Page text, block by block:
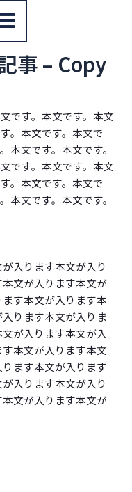
事 – Copy
です。本文です。本文
。本文です。本文で
本文です。本文です。
です。本文です。本文
。本文です。本文で
本文です。本文です。
入ります本文が入り
文が入ります本文が
す本文が入ります本
ります本文が入りま
が入ります本文が入
本文が入ります本文
ます本文が入ります
入ります本文が入り
文が入ります本文が